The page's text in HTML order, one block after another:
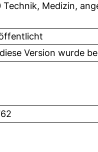
Technik, Medizin,
Version wurde